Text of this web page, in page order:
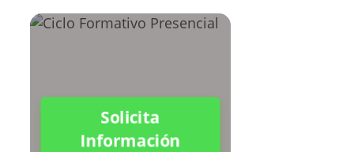
Solicita
Información